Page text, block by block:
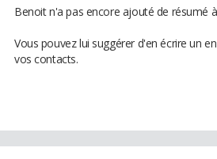
Benoit n'a pas encore ajouté de résumé
Vous pouvez lui suggérer d'en écrire un
vos contacts.